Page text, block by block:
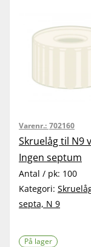
Varenr.: 702160
Skruelåg til N9
Ingen septum
Antal / pk: 100
Kategori:
septa, N 9
På lager